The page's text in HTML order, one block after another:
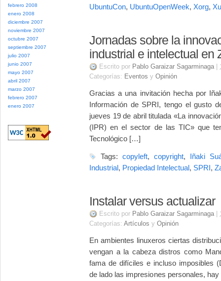
febrero 2008
enero 2008
diciembre 2007
noviembre 2007
octubre 2007
septiembre 2007
julio 2007
junio 2007
mayo 2007
abril 2007
marzo 2007
febrero 2007
enero 2007
UbuntuCon, UbuntuOpenWeek, Xorg,
Jornadas sobre la
industrial e intelectual en
Escrito por Pablo Garaizar Sagarminaga
Categorías: Eventos y Opinión
Gracias a una invitación hecha por
Información de SPRI, tengo el gusto
jueves 19 de abril titulada «La
(IPR) en el sector de las TIC» que
Tecnológico […]
Tags: copyleft, copyright, Iñaki
Industrial, Propiedad Intelectual, SPRI,
Instalar versus actualizar
Escrito por Pablo Garaizar Sagarminaga
Categorías: Artículos y Opinión
En ambientes linuxeros ciertas
vengan a la cabeza distros como
fama de difíciles e incluso imposibles
de lado las impresiones personales,